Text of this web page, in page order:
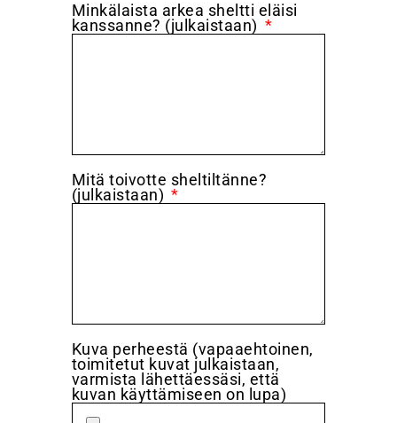
Minkälaista arkea sheltti eläisi
kanssanne? (julkaistaan)
Mitä toivotte sheltiltänne?
(julkaistaan)
Kuva perheestä (vapaaehtoinen,
toimitetut kuvat julkaistaan,
varmista lähettäessäsi, että
kuvan käyttämiseen on lupa)